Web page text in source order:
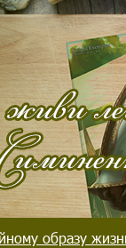
образу